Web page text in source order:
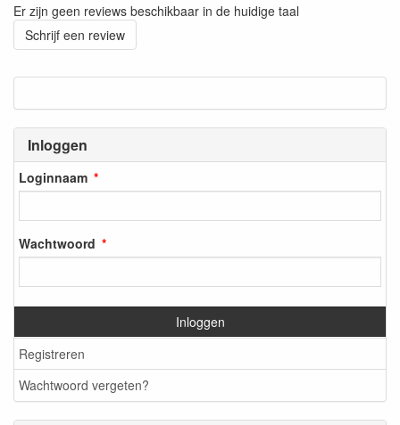
Inloggen
Loginnaam
Wachtwoord
Inloggen
Registreren
Wachtwoord vergeten?
Er zijn geen reviews beschikbaar in de huidige taal
Schrijf een review